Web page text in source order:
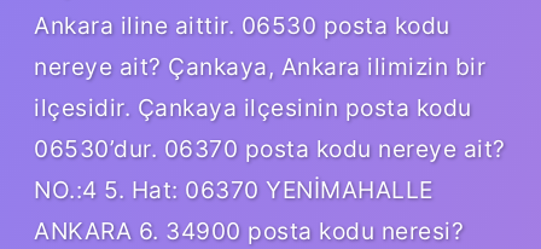
Ankara iline aittir. 06530 posta kodu
nereye ait? Çankaya, Ankara ilimizin bir
ilçesidir. Çankaya ilçesinin posta kodu
06530’dur. 06370 posta kodu nereye ait?
NO.:4 5. Hat: 06370 YENİMAHALLE
ANKARA 6. 34900 posta kodu neresi?